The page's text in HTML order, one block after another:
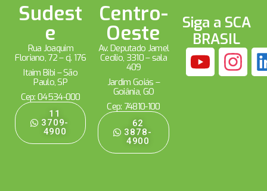
Sudest
e
Rua Joaquim
Floriano, 72 – cj. 176
Itaim Bibi – São
Paulo, SP
Cep: 04534-000
11
3709-
4900
Centro-
Oeste
Av. Deputado Jamel
Cecílio, 3310 – sala
409
Jardim Goiás –
Goiânia, GO
Cep: 74810-100
62
3878-
4900
Siga a SCA
BRASIL